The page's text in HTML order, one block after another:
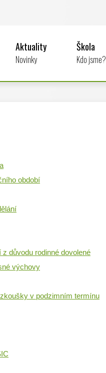
Aktuality
Novinky
Škola
Kdo jsme?
období
důvodu rodinné dovolené
výchovy
v podzimním termínu